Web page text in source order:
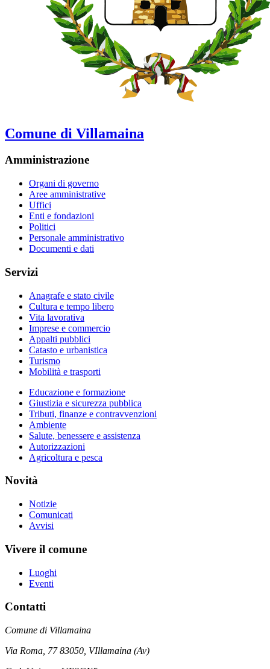
Comune di Villamaina
Amministrazione
Organi di governo
Aree amministrative
Uffici
Enti e fondazioni
Politici
Personale amministrativo
Documenti e dati
Servizi
Anagrafe e stato civile
Cultura e tempo libero
Vita lavorativa
Imprese e commercio
Appalti pubblici
Catasto e urbanistica
Turismo
Mobilità e trasporti
Educazione e formazione
Giustizia e sicurezza pubblica
Tributi, finanze e contravvenzioni
Ambiente
Salute, benessere e assistenza
Autorizzazioni
Agricoltura e pesca
Novità
Notizie
Comunicati
Avvisi
Vivere il comune
Luoghi
Eventi
Contatti
Comune di Villamaina
Via Roma, 77 83050, VIllamaina (Av)